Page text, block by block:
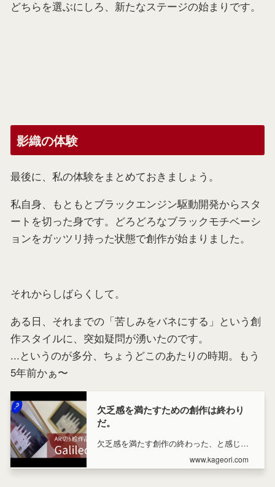
どちらを選ぶにしろ、新たなステージの始まりです。
影織の体験
最後に、私の体験をまとめておきましょう。
私自身、もともとブラックエンジン駆動開発からスタ
ートを切った身です。どろどろなブラックモチベーシ
ョンをガッツリ持った状態で創作が始まりました。
それからしばらくして。
ある日、それまでの「苦しみをバネにする」という創
作スタイルに、突如疑問が湧いたのです。
...というのが多分、ちょうどこのあたりの時期。もう
5年前かぁ〜
欠乏感を満たすための創作は終わり
だ。
欠乏感を満たす創作の終わった、と感じた
www.kageori.com